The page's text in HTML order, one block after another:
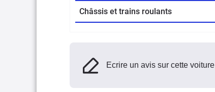
Châssis et trains roulants
Ecrire un avis sur cette voiture